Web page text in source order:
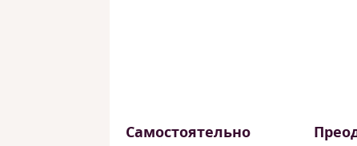
Самостоятельно